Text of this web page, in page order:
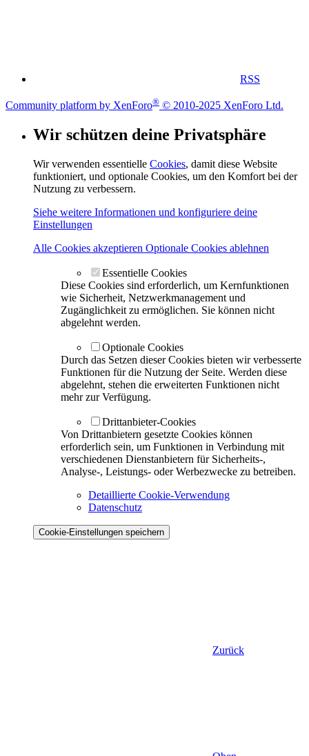
RSS
Community platform by XenForo® © 2010-2025 XenForo Ltd.
Wir schützen deine Privatsphäre
Wir verwenden essentielle Cookies, damit diese Website
funktioniert, und optionale Cookies, um den Komfort bei der
Nutzung zu verbessern.
Siehe weitere Informationen und konfiguriere deine
Einstellungen
Alle Cookies akzeptieren Optionale Cookies ablehnen
Essentielle Cookies
Diese Cookies sind erforderlich, um Kernfunktionen
wie Sicherheit, Netzwerkmanagement und
Zugänglichkeit zu ermöglichen. Sie können nicht
abgelehnt werden.
Optionale Cookies
Durch das Setzen dieser Cookies bieten wir verbesserte
Funktionen für die Nutzung der Seite. Werden diese
abgelehnt, stehen die erweiterten Funktionen nicht
mehr zur Verfügung.
Drittanbieter-Cookies
Von Drittanbietern gesetzte Cookies können
erforderlich sein, um Funktionen in Verbindung mit
verschiedenen Dienstanbietern für Sicherheits-,
Analyse-, Leistungs- oder Werbezwecke zu betreiben.
Detaillierte Cookie-Verwendung
Datenschutz
Cookie-Einstellungen speichern
Zurück